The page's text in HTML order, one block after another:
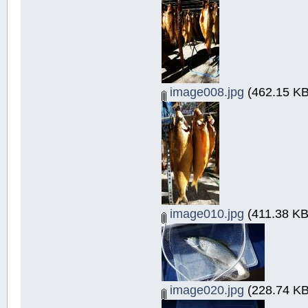
image008.jpg (462.15
image010.jpg (411.38
image020.jpg (228.74